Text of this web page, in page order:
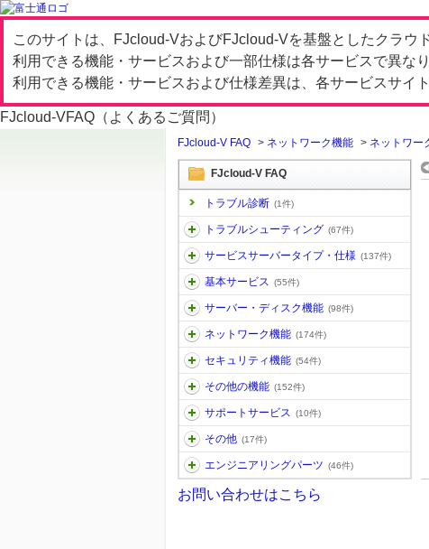
このサイトは、FJcloud-VおよびFJcloud-Vを基盤としたクラウ
利用できる機能・サービスおよび一部仕様は各サービスで異なり
利用できる機能・サービスおよび仕様差異は、各サービスサイ
FJcloud-VFAQ（よくあるご質問）
FJcloud-V FAQ > ネットワーク機能 > ネットワー
FJcloud-V FAQ
トラブル診断 (1件)
トラブルシューティング (67件)
サービスサーバータイプ・仕様 (137件)
基本サービス (55件)
サーバー・ディスク機能 (98件)
ネットワーク機能 (174件)
セキュリティ機能 (54件)
その他の機能 (152件)
サポートサービス (10件)
その他 (17件)
エンジニアリングパーツ (46件)
お問い合わせはこちら